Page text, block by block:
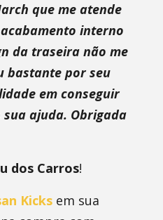
que me atende
interno
da traseira não me
bastante por seu
em conseguir
sua ajuda. Obrigada
dos Carros!
Kicks em sua